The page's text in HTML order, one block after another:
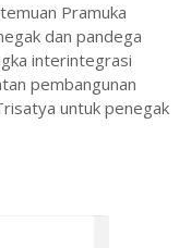
Pramuka
dan pandega
interintegrasi
pembangunan
untuk penegak